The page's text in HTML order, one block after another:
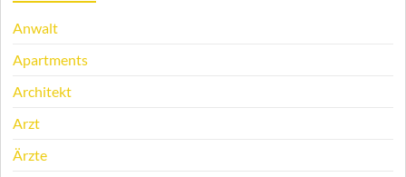
Anwalt
Apartments
Architekt
Arzt
Ärzte